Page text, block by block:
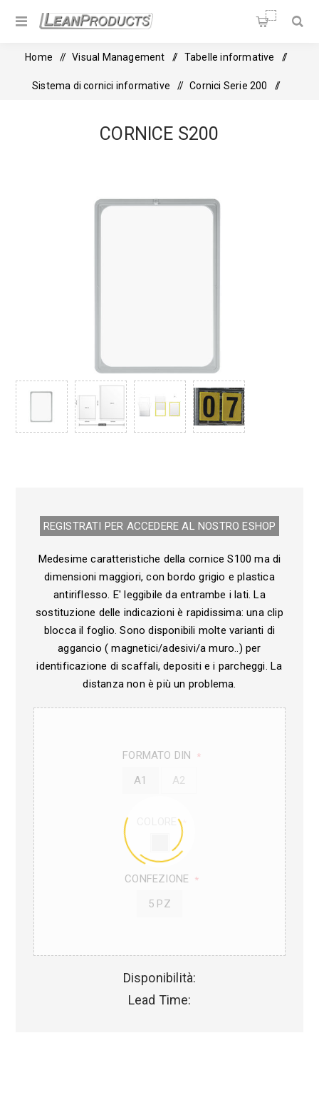
Soluzioni per la Lean
Home / Visual Management / Tabelle informative /
Sistema di cornici informative / Cornici Serie 200 /
CORNICE S200
REGISTRATI PER ACCEDERE AL NOSTRO E­SHOP
Medesime caratteristiche della cornice S100 ma di
dimensioni maggiori, con bordo grigio e plastica
antiriflesso. E' leggibile da entrambe i lati. La
sostituzione delle indicazioni è rapidissima: una clip
blocca il foglio. Sono disponibili molte varianti di
aggancio ( magnetici/adesivi/a muro..) per
identificazione di scaffali, depositi e i parcheggi. La
distanza non è più un problema.
FORMATO DIN *
A1 A2
COLORE *
CONFEZIONE *
5 PZ
Disponibilità:
Lead Time: